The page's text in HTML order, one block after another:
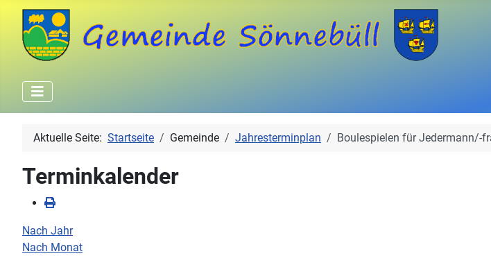
Aktuelle Seite: Startseite Gemeinde Jahresterminplan Boulespielen für Jedermann/-
Terminkalender
Nach Jahr
Nach Monat